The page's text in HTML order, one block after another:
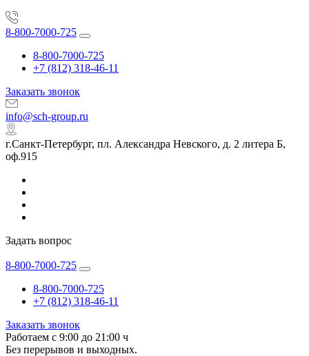
8-800-7000-725
8-800-7000-725
+7 (812) 318-46-11
Заказать звонок
info@sch-group.ru
г.Санкт-Петербург, пл. Александра Невского, д. 2 литера Б,
оф.915
Задать вопрос
8-800-7000-725
8-800-7000-725
+7 (812) 318-46-11
Заказать звонок
Работаем с 9:00 до 21:00 ч
Без перерывов и выходных.